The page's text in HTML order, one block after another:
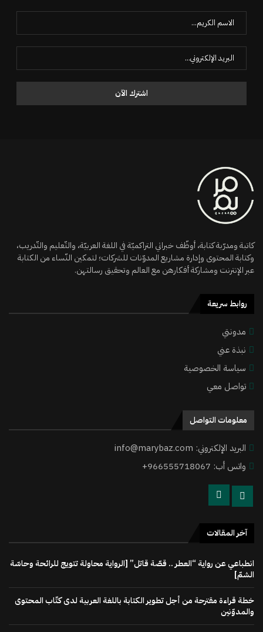
كاتبة ومدرّبة كتابة، أوظّف خبراتي التراكميّة في اللغة العربيّة، والتّعليم والتّدريب،
وكتابة المحتوى وإدارة مشاريع المدوّنات للشركات؛ لتمكين النّساء من الكتابة
عبر الإنترنت ومشاركة أفكارهن مع العالم وتحقيق رسالتهن.
روابط سريعة
مدونتي
نبذة عني
سياسة الخصوصية
تواصل معي
معلومات التواصل
البريد الإلكتروني: info@marybaz.com
واتس أب: 966555718067+
آخر المقالات
انطباعي عن رواية “العطر .. قصّة قاتل” [الرواية محاولة تتويج للرائحة وحاسّة
الشمّ]
خطة قراءة مقترحة من أجل تطوير الكتابة باللغة العربية لدى كتّاب المحتوى
والمدوّنين